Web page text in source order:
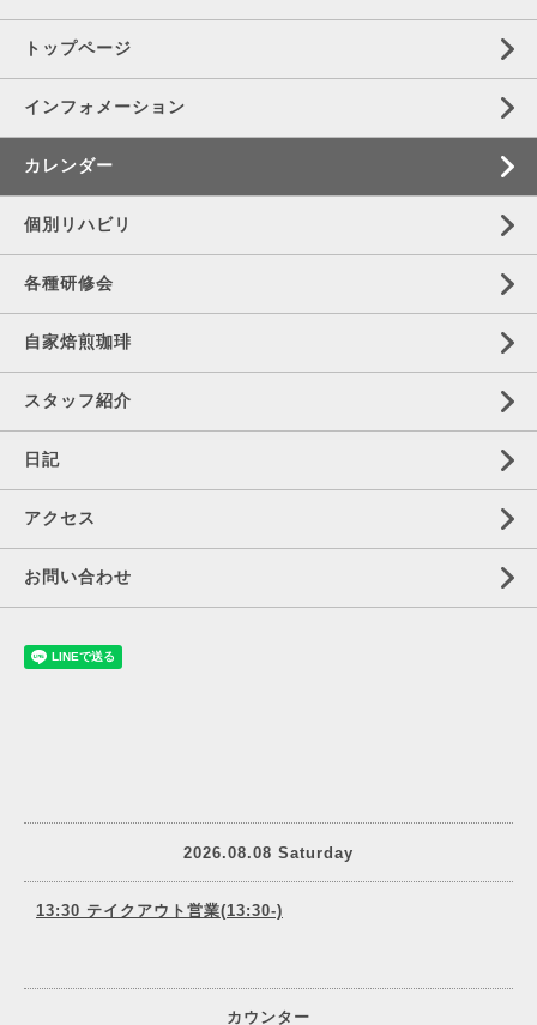
トップページ
インフォメーション
カレンダー
個別リハビリ
各種研修会
自家焙煎珈琲
スタッフ紹介
日記
アクセス
お問い合わせ
2026.08.08 Saturday
13:30 テイクアウト営業(13:30-)
カウンター